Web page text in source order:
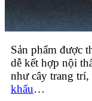
Sản phẩm được
dễ kết hợp nội
như cây trang
khẩu…